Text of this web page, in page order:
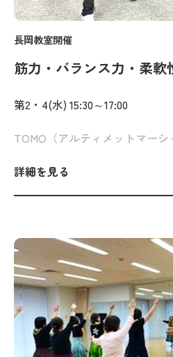
長岡教室開催
筋力・バランス力・柔
第2・4(水) 15:30～17:00
詳細を見る